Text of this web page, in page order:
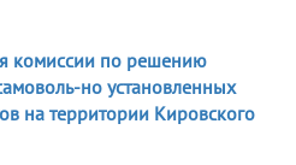
комиссии по решению
но установленных
на территории Кировского